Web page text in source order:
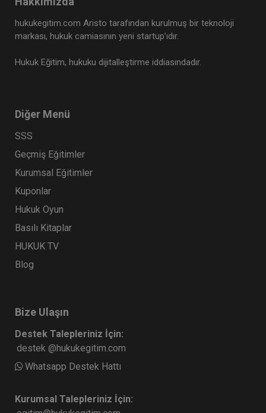
hukukegitim.com Aristo tarafından kurulmuş bir teknoloji
markası, hukuk camiasının yeni startup’ıdır.
Hukuk Eğitim, hukuku dijitalleştirme iddiasındadır.
Diğer Menü
SSS
Geçmiş Eğitimler
Kurumsal Eğitimler
Kuponlar
Hukuk Oyun
Basılı Kitaplar
HUKUK TV
Blog
Bize Ulaşın
Destek Talepleriniz İçin:
destek @hukukegitim.com
Whatsapp Destek Hattı
Kurumsal Talepleriniz İçin: